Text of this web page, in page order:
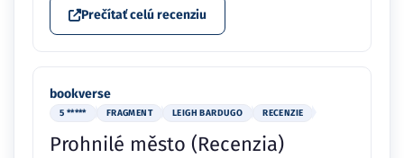
Prečítať celú recenziu
bookverse
5 ***** FRAGMENT LEIGH BARDUGO RECENZIE
Prohnilé město (Recenzia)